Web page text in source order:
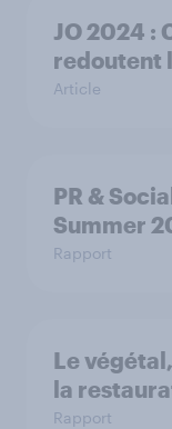
JO 2024 :
redoutent
Article
PR &
Summer
Rapport
Le
la
Rapport